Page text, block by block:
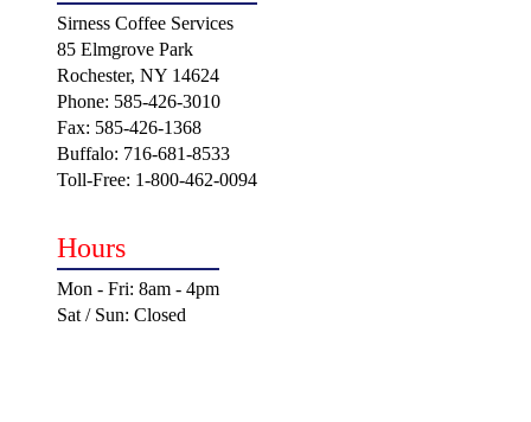
Sirness Coffee Services
85 Elmgrove Park
Rochester, NY 14624
Phone: 585-426-3010
Fax: 585-426-1368
Buffalo: 716-681-8533
Toll-Free: 1-800-462-0094
Hours
Mon - Fri: 8am - 4pm
Sat / Sun: Closed